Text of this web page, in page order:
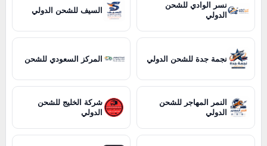
نسر الوادي للشحن
الدولي
السيف للشحن الدولي
نجمة جدة للشحن الدولي المركز السعودي للشحن
النمر المهاجر للشحن
الدولي
شركة الخليج للشحن
الدولي